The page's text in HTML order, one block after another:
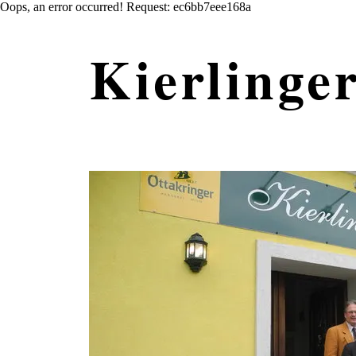
Oops, an error occurred! Request: ec6bb7eee168a